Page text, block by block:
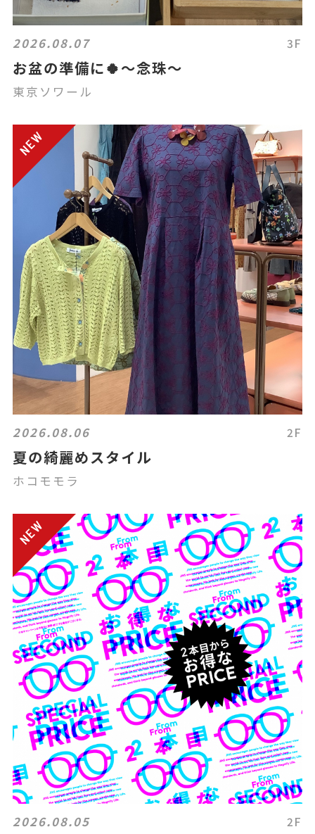
2026.08.07 3F
お盆の準備に🍀〜念珠〜
東京ソワール
2026.08.06 2F
夏の綺麗めスタイル
ホコモモラ
2026.08.05 2F